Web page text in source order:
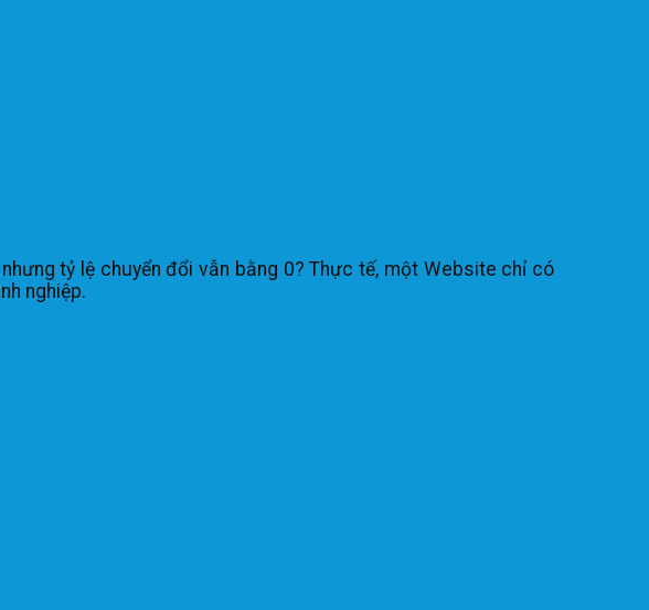
tỷ lệ chuyển đổi vẫn bằng 0? Thực tế, một Website chỉ có
nghiệp.